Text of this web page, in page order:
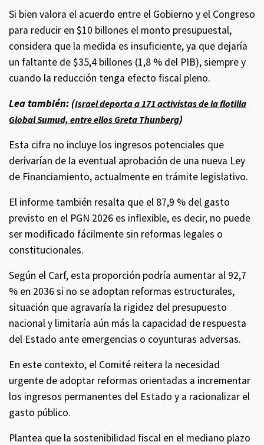
Si bien valora el acuerdo entre el Gobierno y el Congreso
para reducir en $10 billones el monto presupuestal,
considera que la medida es insuficiente, ya que dejaría
un faltante de $35,4 billones (1,8 % del PIB), siempre y
cuando la reducción tenga efecto fiscal pleno.
Lea también: (Israel deporta a 171 activistas de la flotilla
Global Sumud, entre ellos Greta Thunberg)
Esta cifra no incluye los ingresos potenciales que
derivarían de la eventual aprobación de una nueva Ley
de Financiamiento, actualmente en trámite legislativo.
El informe también resalta que el 87,9 % del gasto
previsto en el PGN 2026 es inflexible, es decir, no puede
ser modificado fácilmente sin reformas legales o
constitucionales.
Según el Carf, esta proporción podría aumentar al 92,7
% en 2036 si no se adoptan reformas estructurales,
situación que agravaría la rigidez del presupuesto
nacional y limitaría aún más la capacidad de respuesta
del Estado ante emergencias o coyunturas adversas.
En este contexto, el Comité reitera la necesidad
urgente de adoptar reformas orientadas a incrementar
los ingresos permanentes del Estado y a racionalizar el
gasto público.
Plantea que la sostenibilidad fiscal en el mediano plazo